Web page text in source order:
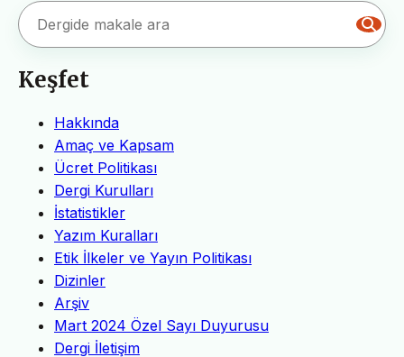
Keşfet
Hakkında
Amaç ve Kapsam
Ücret Politikası
Dergi Kurulları
İstatistikler
Yazım Kuralları
Etik İlkeler ve Yayın Politikası
Dizinler
Arşiv
Mart 2024 Özel Sayı Duyurusu
Dergi İletişim